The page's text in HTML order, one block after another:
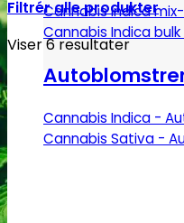
Cannabis Indica
Cannabis Indica
Cannabis Indica -
Cannabis Sativa -
Filtrér alle produkter
Viser 6 resultater